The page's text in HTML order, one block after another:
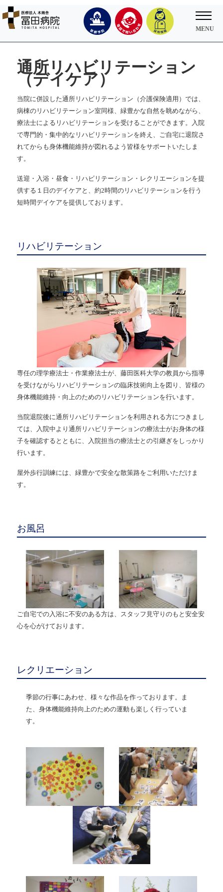
通所リハビリテーション
（デイケア）
当院に併設した通所リハビリテーション（介護保険適用）では、
病棟のリハビリテーション室同様、緑豊かな自然を眺めながら、
療法士によるリハビリテーションを受けることができます。入院
で専門的・集中的なリハビリテーションを終え、ご自宅に退院さ
れてからも身体機能維持が図れるよう皆様をサポートいたしま
す。
送迎・入浴・昼食・リハビリテーション・レクリエーションを提
供する１日のデイケアと、約2時間のリハビリテーションを行う
短時間デイケアを提供しております。
リハビリテーション
専任の理学療法士・作業療法士が、藤田医科大学の教員から指導
を受けながらリハビリテーションの臨床技術向上を図り、皆様の
身体機能維持・向上のためのリハビリテーションを行います。
当院退院後に通所リハビリテーションを利用される方につきまし
ては、入院中より通所リハビリテーションの療法士がお身体の様
子を確認するとともに、入院担当の療法士との引継ぎをしっかり
行います。
屋外歩行訓練には、緑豊かで安全な散策路をご利用いただけま
す。
お風呂
ご自宅での入浴に不安のある方は、スタッフ見守りのもと安全安
心を心がけております。
レクリエーション
季節の行事にあわせ、様々な作品を作っております。ま
た、身体機能維持向上のための運動も楽しく行っていま
す。